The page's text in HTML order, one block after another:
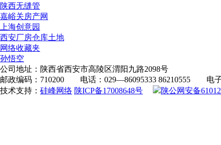
陕西无缝管
嘉峪关房产网
上海创意园
西安厂房仓库土地
网络收藏夹
孙悟空
公司地址：陕西省西安市高陵区渭阳九路2098号
邮政编码：710200 电话：029—86095333 86210555 电子
技术支持： 硅峰网络 陕ICP备17008648号 陕公网安备